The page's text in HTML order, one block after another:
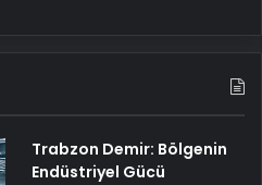
Trabzon Demir: Bölgenin
Endüstriyel Gücü